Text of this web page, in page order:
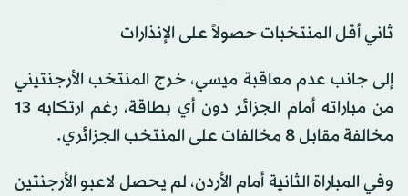
ثاني أقل المنتخبات حصولاً على الإنذارات
إلى جانب عدم معاقبة ميسي، خرج المنتخب الأرجنتيني
من مباراته أمام الجزائر دون أي بطاقة، رغم ارتكابه 13
مخالفة مقابل 8 مخالفات على المنتخب الجزائري.
وفي المباراة الثانية أمام الأردن، لم يحصل لاعبو الأرجنتين